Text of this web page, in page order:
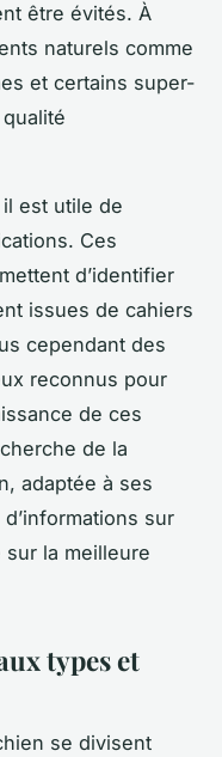
être évités. À
naturels comme
et certains super-
est utile de
Ces
d’identifier
issues de cahiers
cependant des
reconnus pour
de ces
de la
adaptée à ses
sur
la meilleure
types et
se divisent